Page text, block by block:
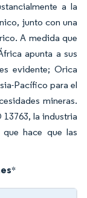
a la
junto con una
A medida que
apunta a sus
evidente; Orica
Pacífico para el
mineras.
13763, la industria
hace que las
*